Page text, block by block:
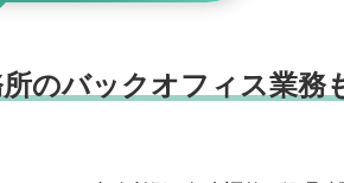
のバックオフィス業務